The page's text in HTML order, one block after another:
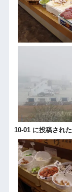
10-01 に投稿された